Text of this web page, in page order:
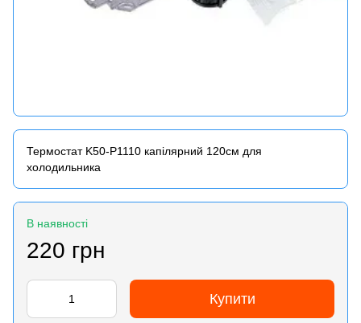
Термостат K50-P1110 капілярний 120см для
холодильника
В наявності
220 грн
Купити